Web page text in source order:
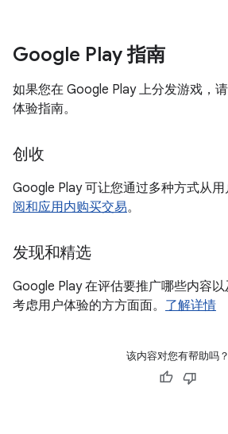
Google Play 指南
如果您在 Google Play 上分发游戏，
体验指南。
创收
Google Play 可让您通过多种方式从
阅和应用内购买交易。
发现和精选
Google Play 在评估要推广哪些内容
考虑用户体验的方方面面。 了解详情
该内容对您有帮助吗？